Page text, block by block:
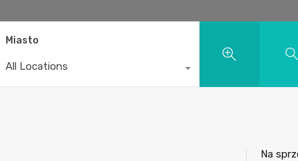
Miasto
All Locations
Na